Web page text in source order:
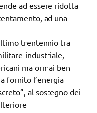
ad essere ridotta
ad una
trentennio tra
industriale,
ma ormai ben
fornito l’energia
al sostegno dei